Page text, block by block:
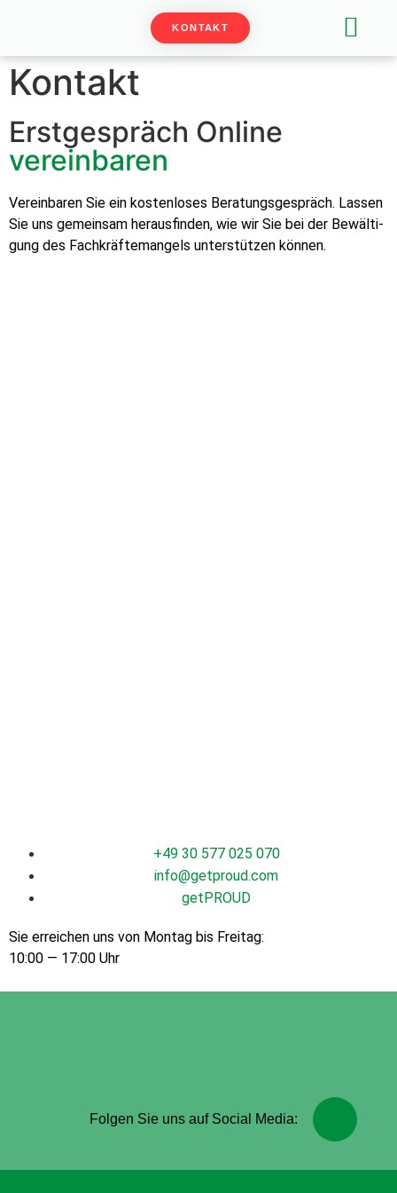
KONTAKT
Kontakt
Erstgespräch Online
vereinbaren
Vere­in­baren Sie ein kosten­los­es Beratungs­ge­spräch. Lassen
Sie uns gemein­sam her­aus­find­en, wie wir Sie bei der Bewäl­ti­
gung des Fachkräfte­man­gels unter­stützen kön­nen.
+49 30 577 025 070
info@getproud.com
get­PROUD
Sie erre­ichen uns von Mon­tag bis Fre­itag:
10:00 — 17:00 Uhr
Folgen Sie uns auf Social Media: